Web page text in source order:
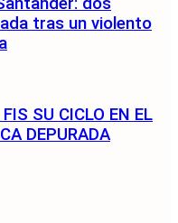
tras un violento
SU CICLO EN EL
DEPURADA